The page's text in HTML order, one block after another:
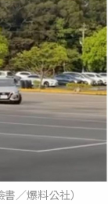
／爆料公社）